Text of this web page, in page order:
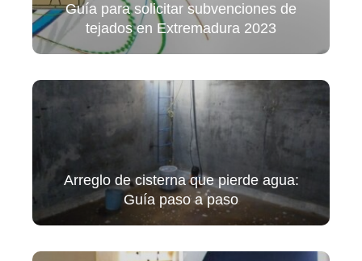
Guía para solicitar subvenciones de
tejados en Extremadura 2023
Arreglo de cisterna que pierde agua:
Guía paso a paso